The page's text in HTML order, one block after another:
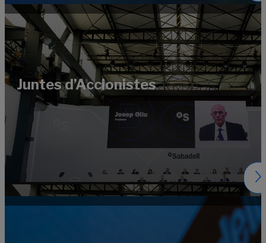
Juntes d’Accionistes